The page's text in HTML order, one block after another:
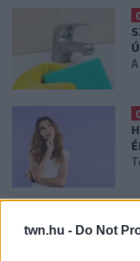
twn.hu - Do Not